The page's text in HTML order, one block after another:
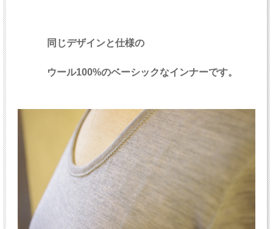
同じデザインと仕様の
ウール100%のベーシックなインナーです。